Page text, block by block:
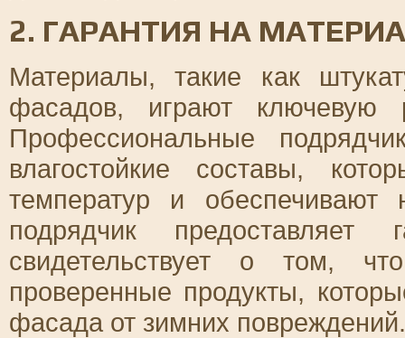
2. ГАРАНТИЯ НА
Материалы, такие как
фасадов, играют ключевую
Профессиональные
влагостойкие составы,
температур и
подрядчик
свидетельствует о том,
проверенные продукты,
фасада от зимних повреждений.